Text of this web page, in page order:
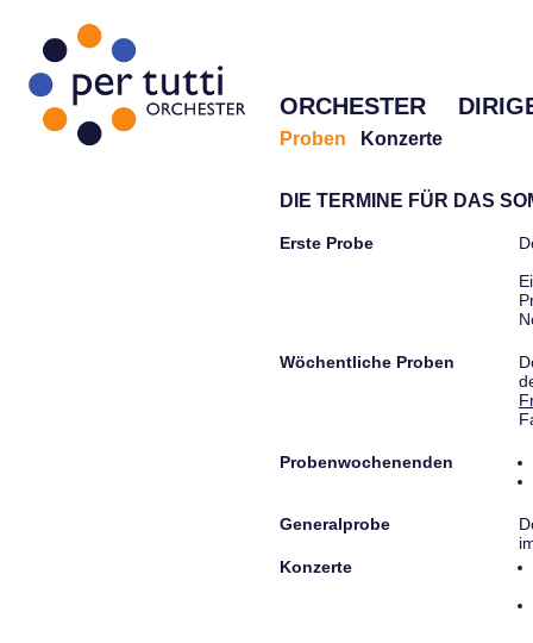
ORCHESTER
Proben Konzerte
DIE TERMINE FÜR DAS
Erste Probe
Wöchentliche Proben
Probenwochenenden
Generalprobe
Konzerte